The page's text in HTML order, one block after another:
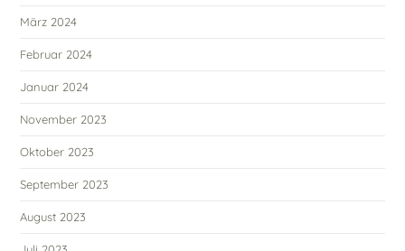
März 2024
Februar 2024
Januar 2024
November 2023
Oktober 2023
September 2023
August 2023